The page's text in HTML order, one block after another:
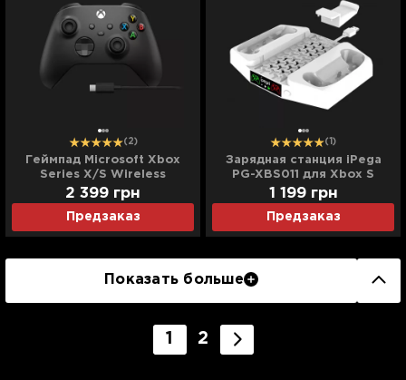
(2)
Геймпад Microsoft Xbox
Series X/S Wireless
Controller Carbon Black +
Cable
Предзаказ
2 399 грн
(1)
Зарядная станция iPega
PG-XBS011 для Xbox S
(White)
Предзаказ
1 199 грн
Показать больше
1 2